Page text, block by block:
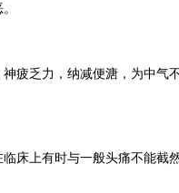
疲乏力，纳减便溏，为中气
床上有时与一般头痛不能截